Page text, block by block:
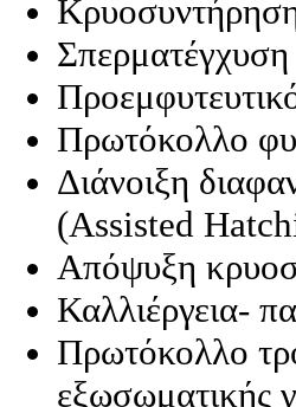
Σπερματέγχυση
Πρωτόκολλο
Διάνοιξη
(Assisted
Απόψυξη
Καλλιέργεια-
Πρωτόκολλο
εξωσωματικής